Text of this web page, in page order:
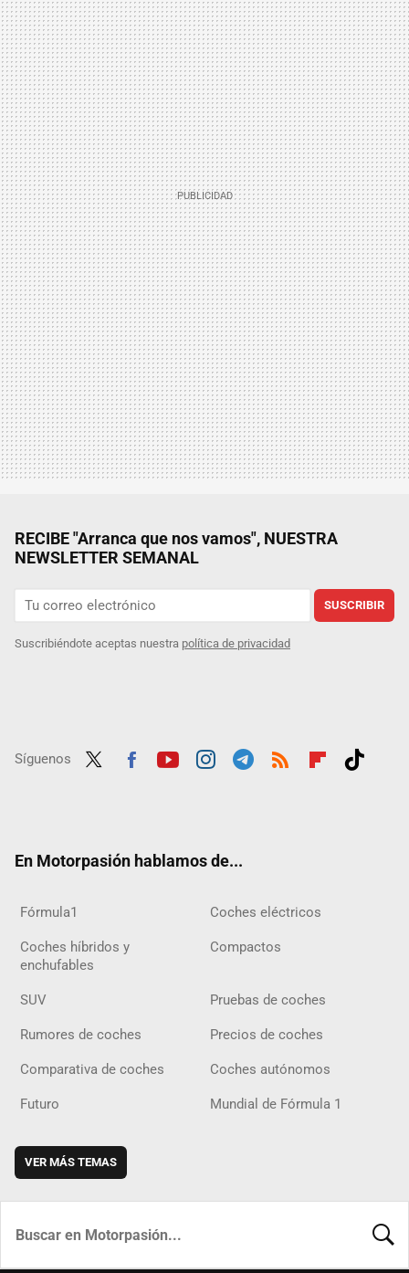
RECIBE "Arranca que nos vamos", NUESTRA
NEWSLETTER SEMANAL
SUSCRIBIR
Suscribiéndote aceptas nuestra política de privacidad
Síguenos
En Motorpasión hablamos de...
Fórmula1 Coches eléctricos
Coches híbridos y
enchufables
Compactos
SUV Pruebas de coches
Rumores de coches Precios de coches
Comparativa de coches Coches autónomos
Futuro Mundial de Fórmula 1
VER MÁS TEMAS